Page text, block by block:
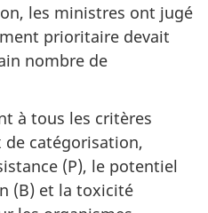
les ministres ont jugé
prioritaire devait
nombre de
à tous les critères
catégorisation,
(P), le potentiel
(B) et la toxicité